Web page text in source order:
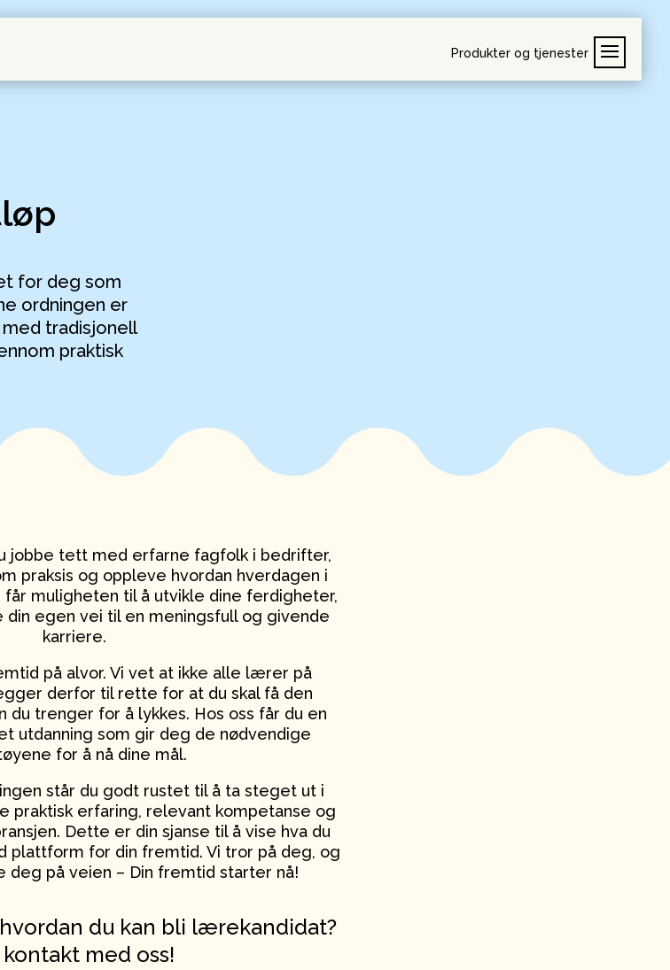
Produkter og tjenester
for deg som
ordningen er
tradisjonell
praktisk
jobbe tett med erfarne fagfolk i bedrifter,
praksis og oppleve hvordan hverdagen i
får muligheten til å utvikle dine ferdigheter,
egen vei til en meningsfull og givende
karriere.
på alvor. Vi vet at ikke alle lærer på
derfor til rette for at du skal få den
trenger for å lykkes. Hos oss får du en
utdanning som gir deg de nødvendige
for å nå dine mål.
står du godt rustet til å ta steget ut i
praktisk erfaring, relevant kompetanse og
Dette er din sjanse til å vise hva du
plattform for din fremtid. Vi tror på deg, og
deg på veien – Din fremtid starter nå!
du kan bli lærekandidat?
kontakt med oss!